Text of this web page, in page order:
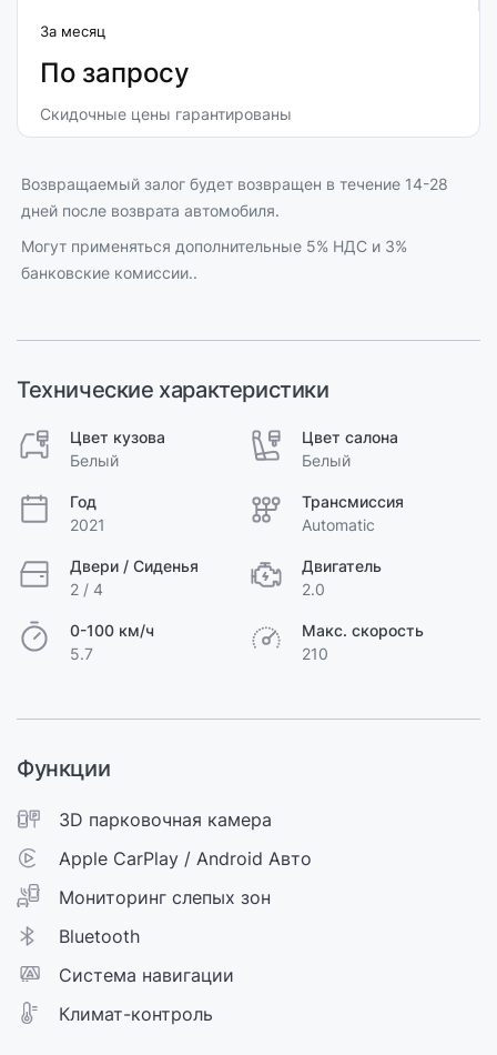
За месяц
По запросу
Скидочные цены гарантированы
Возвращаемый залог будет возвращен в течение 14-28
дней после возврата автомобиля.
Могут применяться дополнительные 5% НДС и 3%
банковские комиссии..
Технические характеристики
Цвет кузова
Белый
Цвет салона
Белый
Год
2021
Трансмиссия
Automatic
Двери / Сиденья
2 / 4
Двигатель
2.0
0-100 км/ч
5.7
Макс. скорость
210
Функции
3D парковочная камера
Apple CarPlay / Android Авто
Мониторинг слепых зон
Bluetooth
Cистема навигации
Климат-контроль